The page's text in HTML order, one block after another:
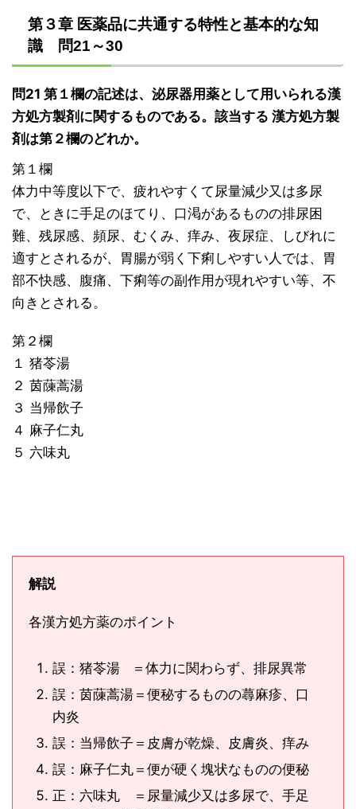
第３章 医薬品に共通する特性と基本的な知
識 問21～30
問21 第１欄の記述は、泌尿器用薬として用いられる漢
方処方製剤に関するものである。該当する 漢方処方製
剤は第２欄のどれか。
第１欄
体力中等度以下で、疲れやすくて尿量減少又は多尿
で、ときに手足のほてり、口渇があるものの排尿困
難、残尿感、頻尿、むくみ、痒み、夜尿症、しびれに
適すとされるが、胃腸が弱く下痢しやすい人では、胃
部不快感、腹痛、下痢等の副作用が現れやすい等、不
向きとされる。
第２欄
１ 猪苓湯
２ 茵蔯蒿湯
３ 当帰飲子
４ 麻子仁丸
５ 六味丸
解説
各漢方処方薬のポイント
誤：猪苓湯 ＝体力に関わらず、排尿異常
誤：茵蔯蒿湯＝便秘するものの蕁麻疹、口
内炎
誤：当帰飲子＝皮膚が乾燥、皮膚炎、痒み
誤：麻子仁丸＝便が硬く塊状なものの便秘
正：六味丸 ＝尿量減少又は多尿で、手足